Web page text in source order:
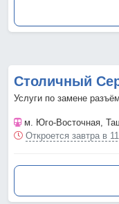
Столичный
Услуги по замене
м. Юго-Восточная,
Откроется завтра в